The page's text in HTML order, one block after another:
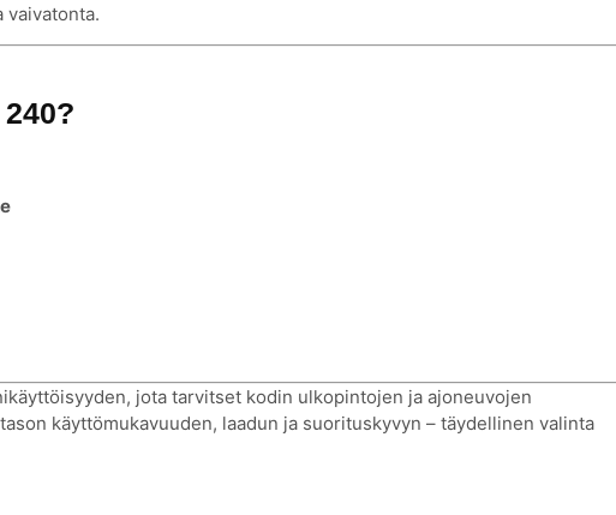
vaivatonta.
jota tarvitset kodin ulkopintojen ja ajoneuvojen
käyttömukavuuden, laadun ja suorituskyvyn – täydellinen valinta